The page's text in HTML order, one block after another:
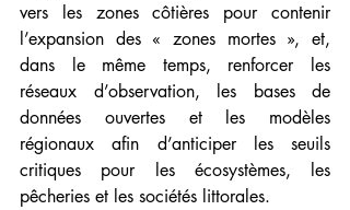
vers les zones côtières pour contenir
l’expansion des « zones mortes », et,
dans le même temps, renforcer les
réseaux d’observation, les bases de
données ouvertes et les modèles
régionaux afin d’anticiper les seuils
critiques pour les écosystèmes, les
pêcheries et les sociétés littorales.